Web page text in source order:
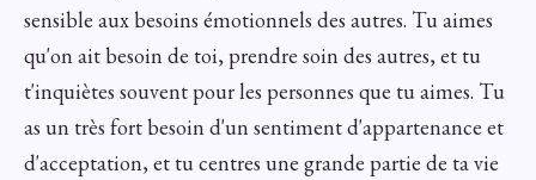
sensible aux besoins émotionnels des autres. Tu aimes
qu'on ait besoin de toi, prendre soin des autres, et tu
t'inquiètes souvent pour les personnes que tu aimes. Tu
as un très fort besoin d'un sentiment d'appartenance et
d'acceptation, et tu centres une grande partie de ta vie